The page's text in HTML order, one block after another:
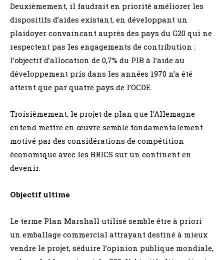
Deuxièmement, il faudrait en priorité améliorer les
dispositifs d’aides existant, en développant un
plaidoyer convaincant auprès des pays du G20 qui ne
respectent pas les engagements de contribution :
l’objectif d’allocation de 0,7% du PIB à l’aide au
développement pris dans les années 1970 n’a été
atteint que par quatre pays de l’OCDE.
Troisièmement, le projet de plan que l’Allemagne
entend mettre en œuvre semble fondamentalement
motivé par des considérations de compétition
économique avec les BRICS sur un continent en
devenir.
Objectif ultime
Le terme Plan Marshall utilisé semble être à priori
un emballage commercial attrayant destiné à mieux
vendre le projet, séduire l’opinion publique mondiale,